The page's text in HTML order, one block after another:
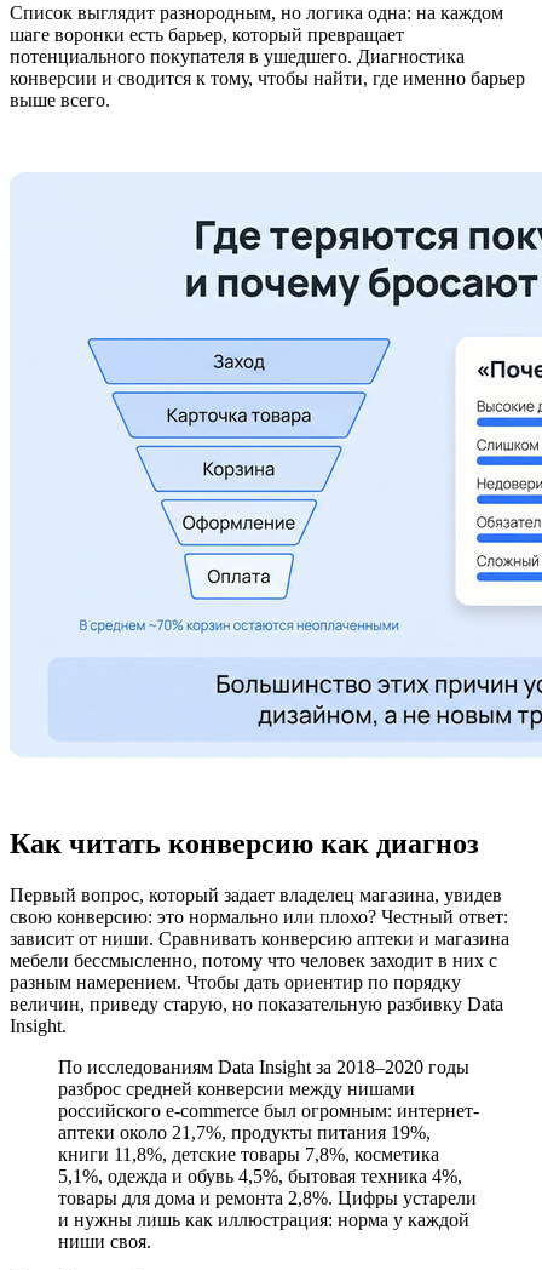
Список выглядит разнородным, но логика одна: на каждом
шаге воронки есть барьер, который превращает
потенциального покупателя в ушедшего. Диагностика
конверсии и сводится к тому, чтобы найти, где именно барьер
выше всего.
Как читать конверсию как диагноз
Первый вопрос, который задает владелец магазина, увидев
свою конверсию: это нормально или плохо? Честный ответ:
зависит от ниши. Сравнивать конверсию аптеки и магазина
мебели бессмысленно, потому что человек заходит в них с
разным намерением. Чтобы дать ориентир по порядку
величин, приведу старую, но показательную разбивку Data
Insight.
По исследованиям Data Insight за 2018–2020 годы
разброс средней конверсии между нишами
российского e-commerce был огромным: интернет-
аптеки около 21,7%, продукты питания 19%,
книги 11,8%, детские товары 7,8%, косметика
5,1%, одежда и обувь 4,5%, бытовая техника 4%,
товары для дома и ремонта 2,8%. Цифры устарели
и нужны лишь как иллюстрация: норма у каждой
ниши своя.